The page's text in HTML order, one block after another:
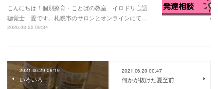
こんにちは！個別療育・ことばの教室 イロドリ言語
聴覚士 愛です。札幌市のサロンとオンラインにて…
2026.03.22 09:34
2021.06.29 08:19
いろいろ
2021.06.20 00:47
何かが抜けた夏至前